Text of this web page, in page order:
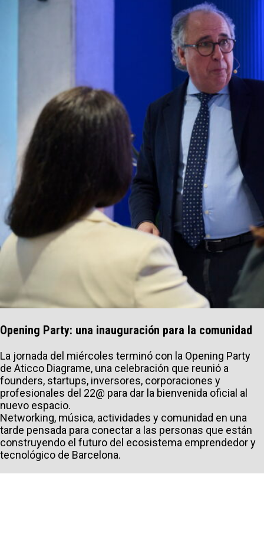
Opening Party: una inauguración para la comunidad
La jornada del miércoles terminó con la Opening Party
de Aticco Diagrame, una celebración que reunió a
founders, startups, inversores, corporaciones y
profesionales del 22@ para dar la bienvenida oficial al
nuevo espacio.
Networking, música, actividades y comunidad en una
tarde pensada para conectar a las personas que están
construyendo el futuro del ecosistema emprendedor y
tecnológico de Barcelona.
INFORMACIÓN PERSONAL